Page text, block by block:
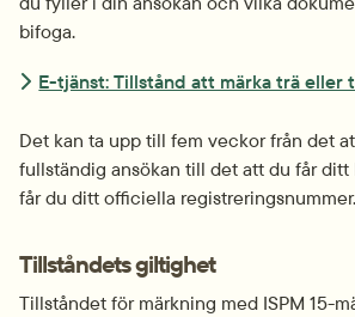
bifoga.
E-tjänst: Tillstånd att märka trä eller
Det kan ta upp till fem veckor från det
fullständig ansökan till det att du får ditt
får du ditt officiella registreringsnummer.
Tillståndets giltighet
Tillståndet för märkning med ISPM 15-